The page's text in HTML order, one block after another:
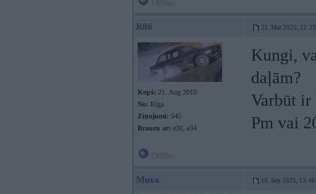
R86 21. Mar 2025, 22:33
Kopš: 21. Aug 2010
No: Rīga
Ziņojumi: 545
Braucu ar: e30, e34
Kungi,
daļām?
Varbūt ir
Pm vai
Muxa 16. Sep 2025, 13:46